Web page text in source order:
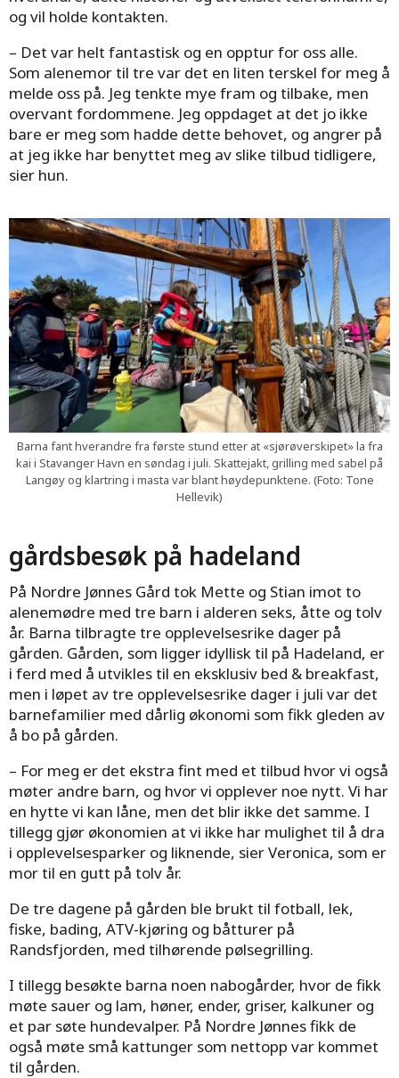
og vil holde kontakten.
– Det var helt fantastisk og en opptur for oss alle.
Som alenemor til tre var det en liten terskel for meg å
melde oss på. Jeg tenkte mye fram og tilbake, men
overvant fordommene. Jeg oppdaget at det jo ikke
bare er meg som hadde dette behovet, og angrer på
at jeg ikke har benyttet meg av slike tilbud tidligere,
sier hun.
Barna fant hverandre fra første stund etter at «sjørøverskipet» la fra
kai i Stavanger Havn en søndag i juli. Skattejakt, grilling med sabel på
Langøy og klartring i masta var blant høydepunktene. (Foto: Tone
Hellevik)
gårdsbesøk på hadeland
På Nordre Jønnes Gård tok Mette og Stian imot to
alenemødre med tre barn i alderen seks, åtte og tolv
år. Barna tilbragte tre opplevelsesrike dager på
gården. Gården, som ligger idyllisk til på Hadeland, er
i ferd med å utvikles til en eksklusiv bed & breakfast,
men i løpet av tre opplevelsesrike dager i juli var det
barnefamilier med dårlig økonomi som fikk gleden av
å bo på gården.
– For meg er det ekstra fint med et tilbud hvor vi også
møter andre barn, og hvor vi opplever noe nytt. Vi har
en hytte vi kan låne, men det blir ikke det samme. I
tillegg gjør økonomien at vi ikke har mulighet til å dra
i opplevelsesparker og liknende, sier Veronica, som er
mor til en gutt på tolv år.
De tre dagene på gården ble brukt til fotball, lek,
fiske, bading, ATV-kjøring og båtturer på
Randsfjorden, med tilhørende pølsegrilling.
I tillegg besøkte barna noen nabogårder, hvor de fikk
møte sauer og lam, høner, ender, griser, kalkuner og
et par søte hundevalper. På Nordre Jønnes fikk de
også møte små kattunger som nettopp var kommet
til gården.